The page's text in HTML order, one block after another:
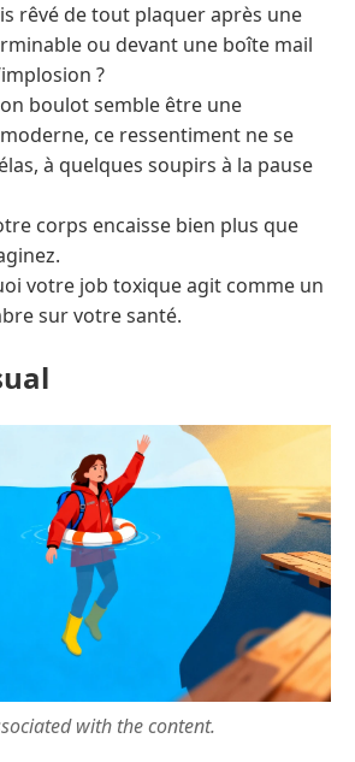
rêvé de tout plaquer après une
ou devant une boîte mail
?
boulot semble être une
ce ressentiment ne se
à quelques soupirs à la pause
corps encaisse bien plus que
votre job toxique agit comme un
sur votre santé.
with the content.